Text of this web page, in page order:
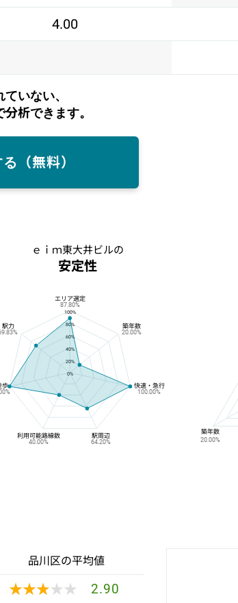
4.00
いない、
析できます。
（無料）
ｅｉｍ東大井ビルの
安定性
100%
80%
60%
40%
20%
0%
エリア選定
87.80%
駅力
歩
利用可能路線数
40.00%
駅周辺
64.20%
快速・急行
100.00%
築年数
20.00%
築年数
20.00%
品川区の平均値
★★★★★
★★★★★ 2.90